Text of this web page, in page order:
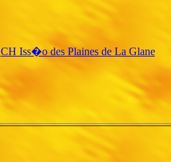
CH Iss�o des Plaines de La Glane